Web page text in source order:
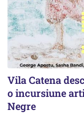
Vila Catena
o incursiune
Negre